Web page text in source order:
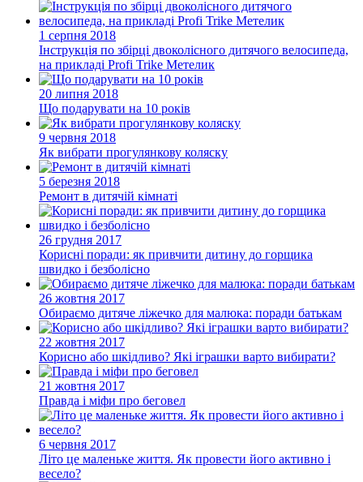
1 серпня 2018
Інструкція по збірці двоколісного дитячого велосипеда,
на прикладі Profi Trike Метелик
20 липня 2018
Що подарувати на 10 років
9 червня 2018
Як вибрати прогулянкову коляску
5 березня 2018
Ремонт в дитячій кімнаті
26 грудня 2017
Корисні поради: як привчити дитину до горщика
швидко і безболісно
26 жовтня 2017
Обираємо дитяче ліжечко для малюка: поради батькам
22 жовтня 2017
Корисно або шкідливо? Які іграшки варто вибирати?
21 жовтня 2017
Правда і міфи про беговел
6 червня 2017
Літо це маленьке життя. Як провести його активно і
весело?